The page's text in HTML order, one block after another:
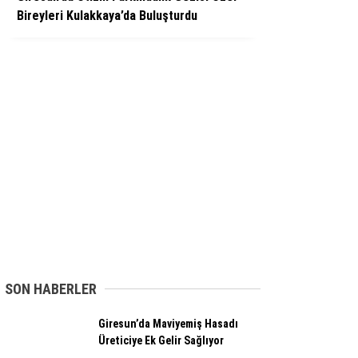
Bireyleri Kulakkaya’da Buluşturdu
SON HABERLER
Giresun’da Maviyemiş Hasadı
Üreticiye Ek Gelir Sağlıyor